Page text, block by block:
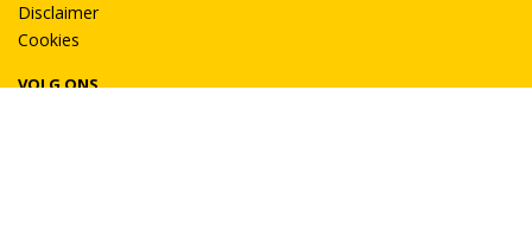
Disclaimer
Cookies
VOLG ONS